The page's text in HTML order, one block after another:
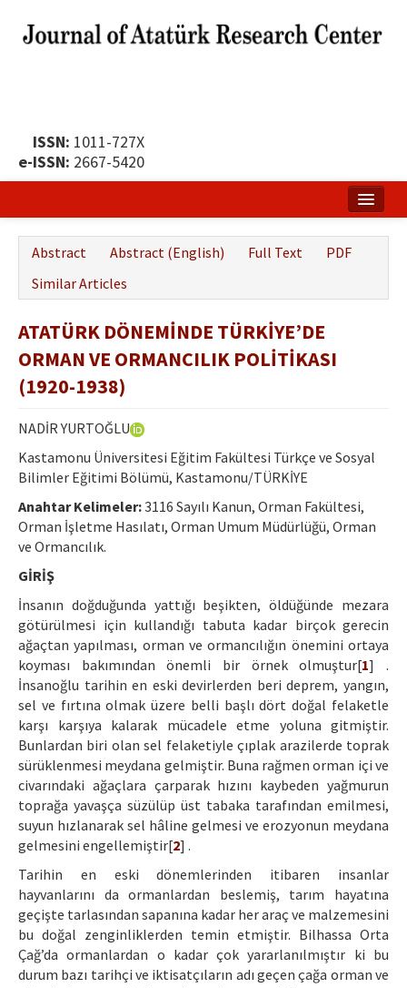
ISSN: 1011-727X
e-ISSN: 2667-5420
Publication Policy
Boards of the Journal
Publication Principles
Author's Guide
Refereeing Guide
Contact Us
Abstract Abstract (English) Full Text
PDF
Similar Articles
ATATÜRK DÖNEMİNDE TÜRKİYE’DE
ORMAN VE ORMANCILIK POLİTİKASI
(1920-1938)
NADİR YURTOĞLU
Kastamonu Üniversitesi Eğitim Fakültesi Türkçe ve Sosyal
Bilimler Eğitimi Bölümü, Kastamonu/TÜRKİYE
Anahtar Kelimeler:3116 Sayılı Kanun, Orman Fakültesi,
Orman İşletme Hasılatı, Orman Umum Müdürlüğü, Orman
ve Ormancılık.
GİRİŞ
İnsanın doğduğunda yattığı beşikten, öldüğünde mezara
götürülmesi için kullandığı tabuta kadar birçok gerecin
ağaçtan yapılması, orman ve ormancılığın önemini ortaya
koyması bakımından önemli bir örnek olmuştur[1] .
İnsanoğlu tarihin en eski devirlerden beri deprem, yangın,
sel ve fırtına olmak üzere belli başlı dört doğal felaketle
karşı karşıya kalarak mücadele etme yoluna gitmiştir.
Bunlardan biri olan sel felaketiyle çıplak arazilerde toprak
sürüklenmesi meydana gelmiştir. Buna rağmen orman içi ve
civarındaki ağaçlara çarparak hızını kaybeden yağmurun
toprağa yavaşça süzülüp üst tabaka tarafından emilmesi,
suyun hızlanarak sel hâline gelmesi ve erozyonun meydana
gelmesini engellemiştir[2] .
Tarihin en eski dönemlerinden itibaren insanlar
hayvanlarını da ormanlardan beslemiş, tarım hayatına
geçişte tarlasından sapanına kadar her araç ve malzemesini
bu doğal zenginliklerden temin etmiştir. Bilhassa Orta
Çağ’da ormanlardan o kadar çok yararlanılmıştır ki bu
durum bazı tarihçi ve iktisatçıların adı geçen çağa orman ve